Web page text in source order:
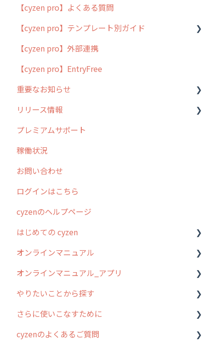
【cyzen pro】よくある質問
【cyzen pro】テンプレート別ガイド
ポスティング
ラウンダー
メンテナンス
外廻り営業
清掃
不動産
【cyzen pro】外部連携
【cyzen pro】EntryFree
重要なお知らせ
過去の重要なお知らせ
障害情報
リリース情報
リリース
2026年のリリース情報
2025年のリリース情報
2024年のリリース情報
2023年のリリース情報
過去のリリース
2019年までのリリース情報
お客様の声を実現しました
プレミアムサポート
稼働状況
お問い合わせ
ログインはこちら
cyzenのヘルプページ
はじめての cyzen
0. はじめてのcyzenの使い方
1. cyzenについて知ろう
2. 主要機能の概要
3. cyzenの位置情報取得について
4. cyzen利用前の準備：システム管理者編
オンラインマニュアル
管理サイトの使い始め
ユーザー・グループ管理
行動管理
予定管理
オンラインマニュアル_アプリ
アプリの使い始め
ホーム画面
スポット
やりたいことから探す
行動管理
勤怠管理
さらに使いこなすために
はじめに
cyzenのよくあるご質問